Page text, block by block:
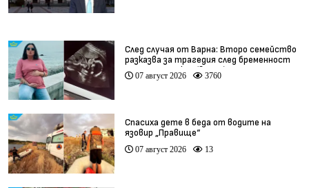
След случая от Варна: Второ семейство
разказва за трагедия след бременност
при същия лекар (видео)
07 август 2026 3760
Спасиха дете в беда от водите на
язовир „Правище“
07 август 2026 13